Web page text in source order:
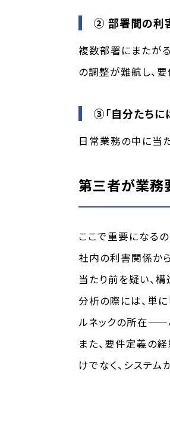
② 部署間の利
複数部署にまたが
の調整が難航し、
③「自分たちに
日常業務の中に当
第三者が業務
ここで重要になる
社内の利害関係か
当たり前を疑い、
分析の際には、単
ルネックの所在——
また、要件定義の
けでなく、システ